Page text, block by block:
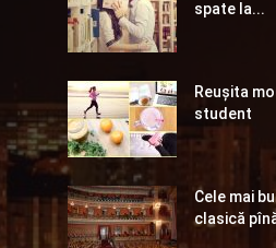
spate la...
Reuşita
student
Cele mai
clasică